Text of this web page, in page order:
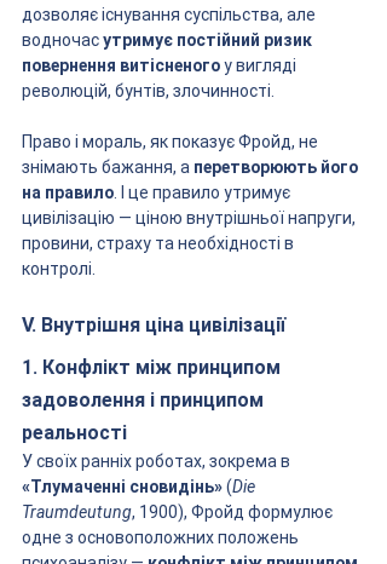
дозволяє існування суспільства, але
водночас утримує постійний ризик
повернення витісненого у вигляді
революцій, бунтів, злочинності.
Право і мораль, як показує Фройд, не
знімають бажання, а перетворюють його
на правило . І це правило утримує
цивілізацію — ціною внутрішньої напруги,
провини, страху та необхідності в
контролі.
V. Внутрішня ціна цивілізації
1. Конфлікт між принципом
задоволення і принципом
реальності
У своїх ранніх роботах, зокрема в
«Тлумаченні сновидінь» (Die
Traumdeutung, 1900), Фройд формулює
одне з основоположних положень